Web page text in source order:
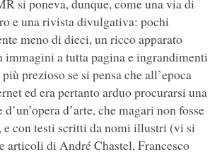
si poneva, dunque, come una via di
e una rivista divulgativa: pochi
meno di dieci, un ricco apparato
immagini a tutta pagina e ingrandimenti
prezioso se si pensa che all’epoca
ed era pertanto arduo procurarsi una
d’arte, che magari non fosse
e con testi scritti da nomi illustri (vi si
articoli di André Chastel, Francesco